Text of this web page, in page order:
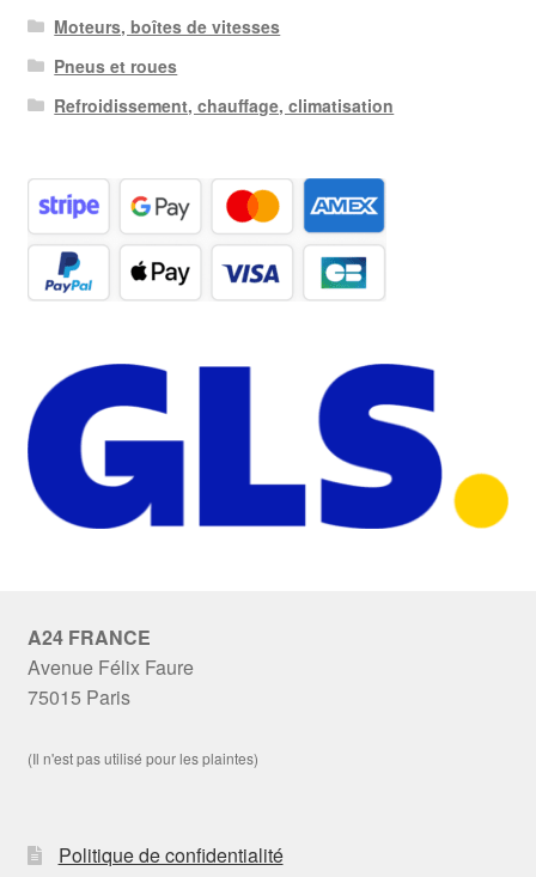
Moteurs, boîtes de vitesses
Pneus et roues
Refroidissement, chauffage, climatisation
A24 FRANCE
Avenue Félix Faure
75015 Paris
(Il n'est pas utilisé pour les plaintes)
Politique de confidentialité